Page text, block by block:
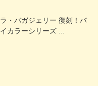
ラ・バガジェリー 復刻！バ
イカラーシリーズ ...